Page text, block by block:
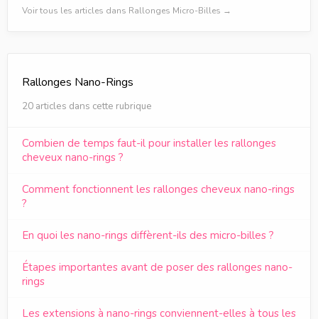
Voir tous les articles dans Rallonges Micro-Billes →
Rallonges Nano-Rings
20 articles dans cette rubrique
Combien de temps faut-il pour installer les rallonges
cheveux nano-rings ?
Comment fonctionnent les rallonges cheveux nano-rings
?
En quoi les nano-rings diffèrent-ils des micro-billes ?
Étapes importantes avant de poser des rallonges nano-
rings
Les extensions à nano-rings conviennent-elles à tous les